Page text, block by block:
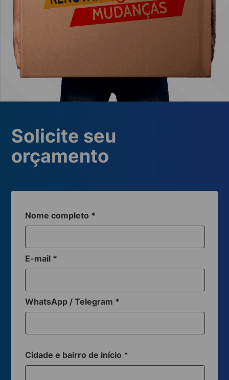
Solicite seu
orçamento
Nome completo *
E-mail *
WhatsApp / Telegram *
Cidade e bairro de início *